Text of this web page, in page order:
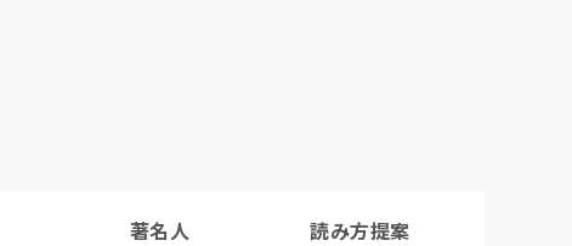
著名人 読み方提案